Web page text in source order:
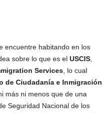
encuentre habitando en los
sobre lo que es el USCIS
Services , lo cual
de Ciudadanía e Inmigración
más ni menos que de una
Seguridad Nacional de los